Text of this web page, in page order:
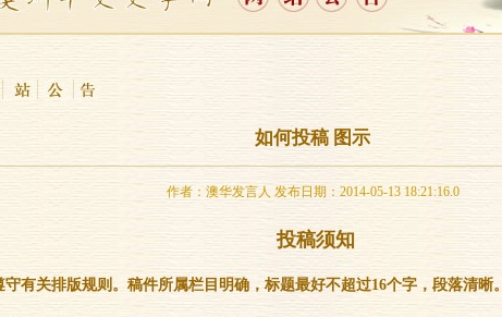
如何投稿 图示
作者：澳华发言人 发布日期：2014-05-13 18:21:16.0
投稿须知
守有关排版规则。稿件所属栏目明确，标题最好不超过16个字，段落清晰。